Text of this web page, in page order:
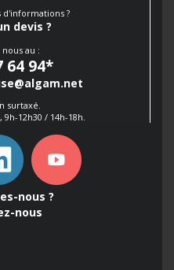
d'informations ?
devis ?
au :
64 94*
surtaxé.
12h30 / 14h-18h.
nous ?
nous